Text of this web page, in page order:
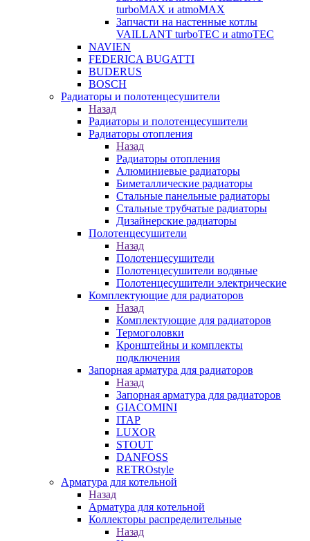
turboMAX и atmoMAX
Запчасти на настенные котлы
VAILLANT turboTEC и atmoTEC
NAVIEN
FEDERICA BUGATTI
BUDERUS
BOSCH
Радиаторы и полотенцесушители
Назад
Радиаторы и полотенцесушители
Радиаторы отопления
Назад
Радиаторы отопления
Алюминиевые радиаторы
Биметаллические радиаторы
Стальные панельные радиаторы
Стальные трубчатые радиаторы
Дизайнерские радиаторы
Полотенцесушители
Назад
Полотенцесушители
Полотенцесушители водяные
Полотенцесушители электрические
Комплектующие для радиаторов
Назад
Комплектующие для радиаторов
Термоголовки
Кронштейны и комплекты
подключения
Запорная арматура для радиаторов
Назад
Запорная арматура для радиаторов
GIACOMINI
ITAP
LUXOR
STOUT
DANFOSS
RETROstyle
Арматура для котельной
Назад
Арматура для котельной
Коллекторы распределительные
Назад